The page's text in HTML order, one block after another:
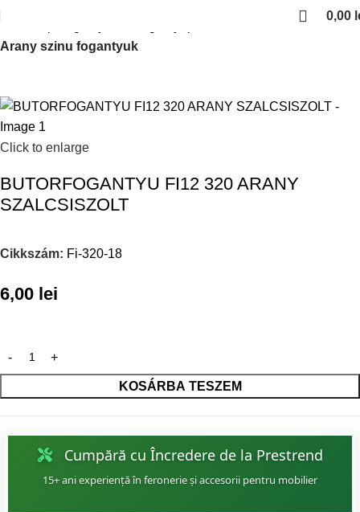
0,00
Arany szinu fogantyuk
Click to enlarge
BUTORFOGANTYU FI12 320 ARANY
SZALCSISZOLT
Cikkszám: Fi-320-18
6,00 lei
KOSÁRBA TESZEM
Cumpără cu Încredere de la Prestrend
15+ ani experiență în feronerie și accesorii pentru mobilier